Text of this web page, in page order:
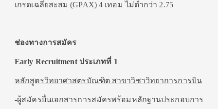
เกรดเฉลี่ยสะสม (GPAX) 4 เทอม ไม่ต่ำกว่า 2.75
ช่องทางการสมัคร
Early Recruitment ประเภทที่ 1
หลักสูตรวิทยาศาสตรบัณฑิต สาขาวิชาวิทยาการการบิน
-ผู้สมัครยื่นเอกสารการสมัครพร้อมหลักฐานประกอบการ